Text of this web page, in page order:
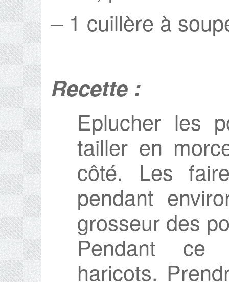
– 1 cuillère à
Recette :
Eplucher les
tailler en
côté. Les
pendant
grosseur des
Pendant ce
haricots.